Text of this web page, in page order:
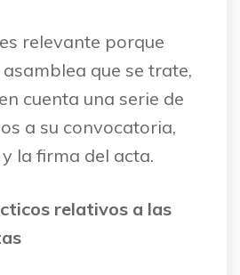
relevante porque
que se trate,
cuenta una serie de
a su convocatoria,
la firma del acta.
relativos a las